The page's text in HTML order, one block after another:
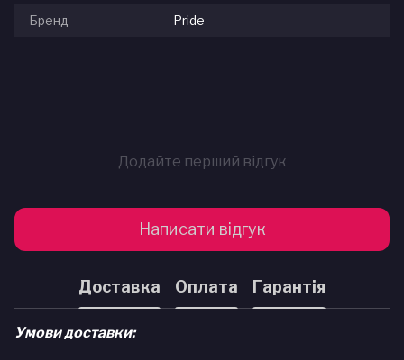
Бренд Pride
Додайте перший відгук
Написати відгук
Доставка Оплата Гарантія
Умови доставки: